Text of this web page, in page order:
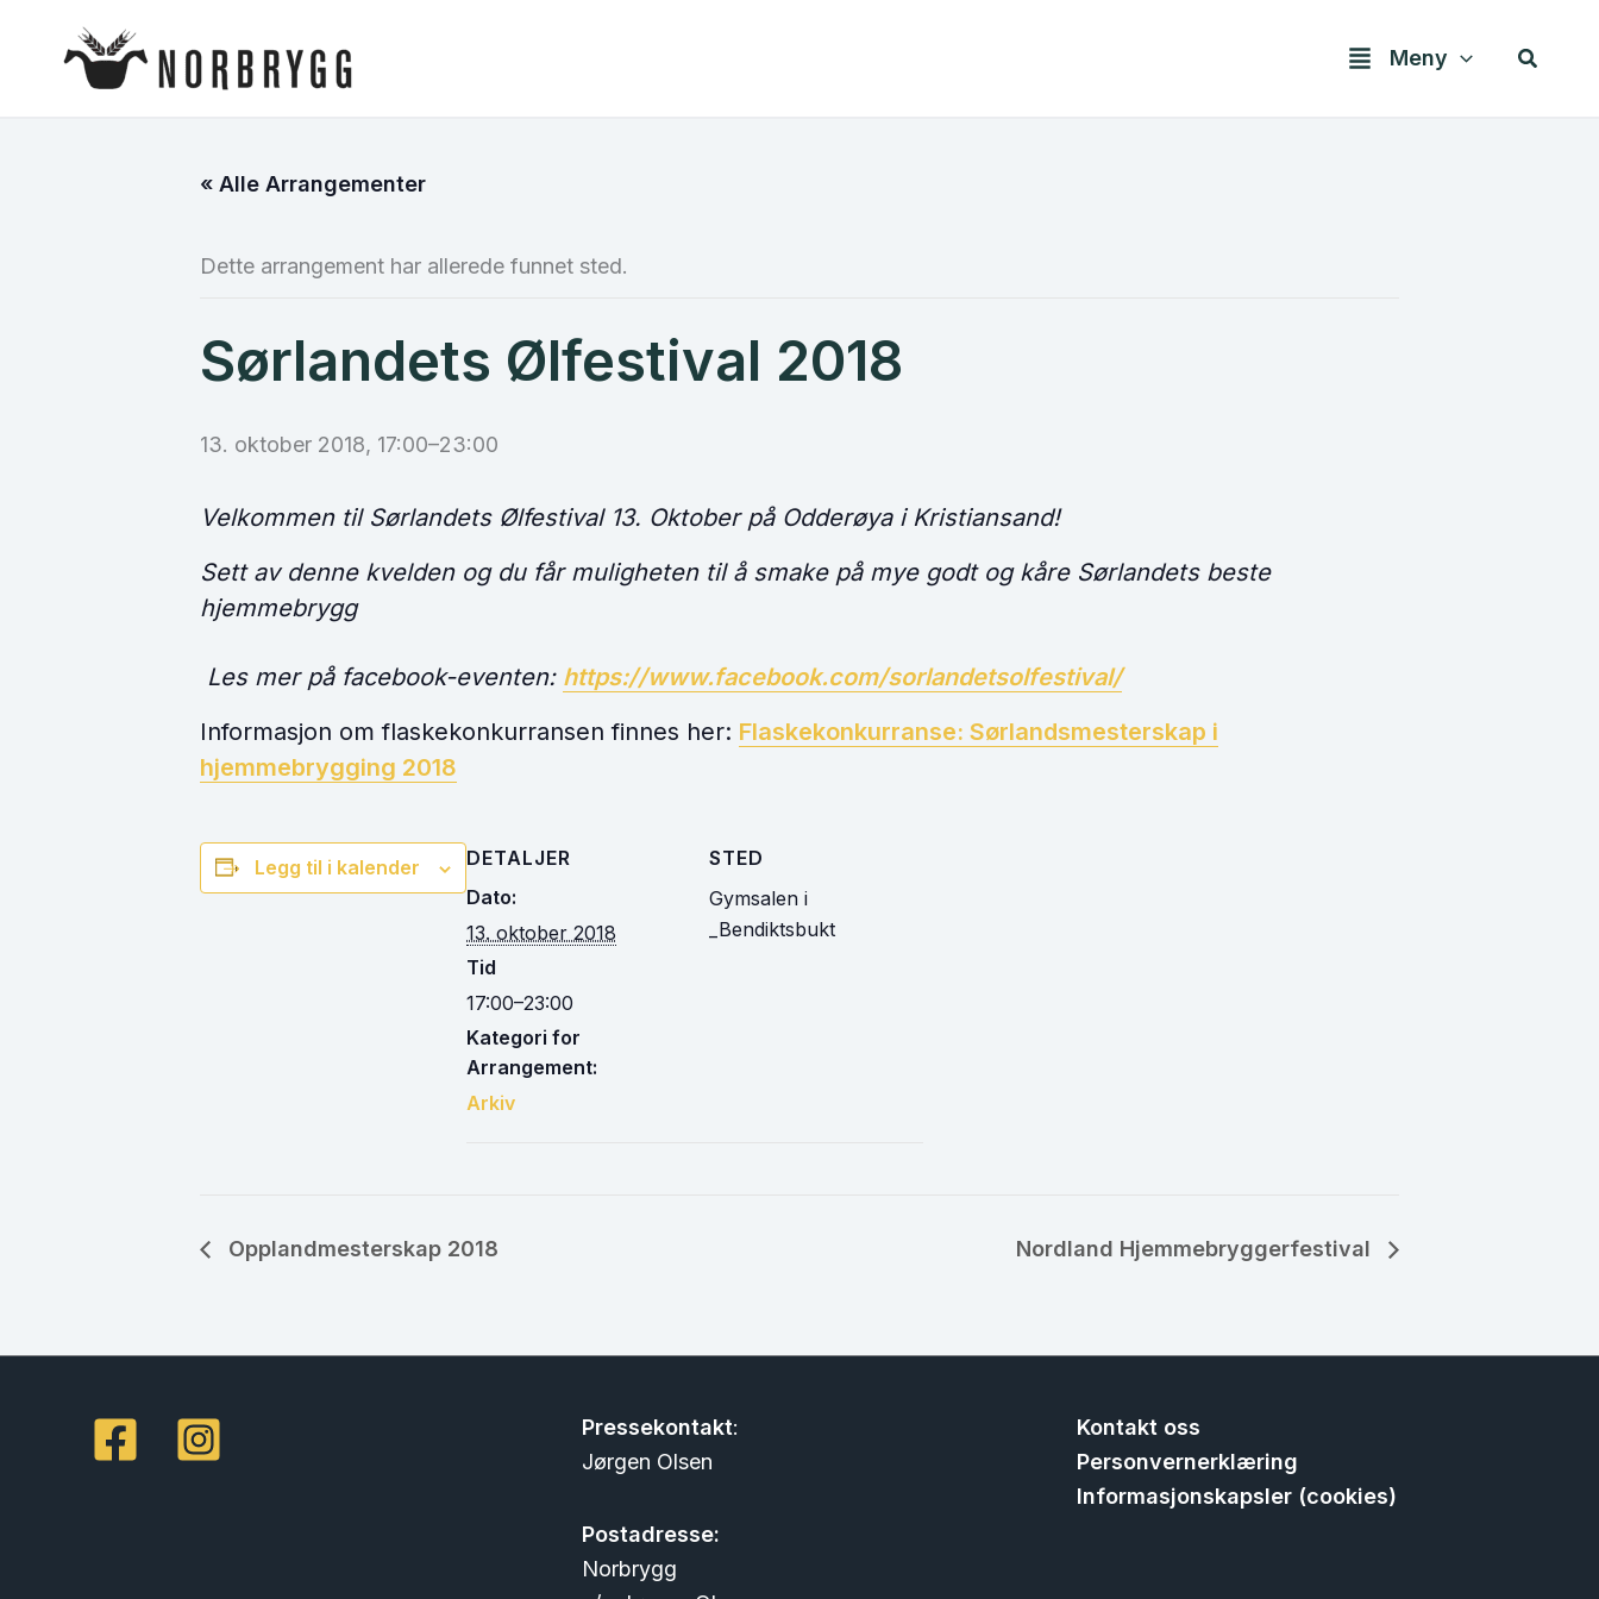
Meny Søk
« Alle Arrangementer
Dette arrangement har allerede funnet sted.
Sørlandets Ølfestival 2018
13. oktober 2018, 17:00–23:00
Velkommen til Sørlandets Ølfestival 13. Oktober på Odderøya i Kristiansand!
Sett av denne kvelden og du får muligheten til å smake på mye godt og kåre Sørlandets beste
hjemmebrygg
Les mer på facebook-eventen: https://www.facebook.com/sorlandetsolfestival/
Informasjon om flaskekonkurransen finnes her: Flaskekonkurranse: Sørlandsmesterskap i
hjemmebrygging 2018
Legg til i kalender
DETALJER
Dato:
13. oktober 2018
Tid
17:00–23:00
Kategori for
Arrangement:
Arkiv
STED
Gymsalen i
_Bendiktsbukt
Opplandmesterskap 2018 Nordland Hjemmebryggerfestival
Pressekontakt:
Jørgen Olsen
Postadresse:
Norbrygg
Kontakt oss
Personvernerklæring
Informasjonskapsler (cookies)